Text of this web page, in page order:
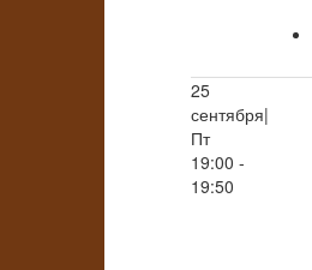
25
сентября|
Пт
19:00 -
19:50